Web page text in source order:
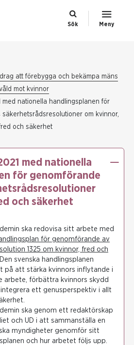
Sök Meny
att förebygga och bekämpa mäns
mot kvinnor
med nationella handlingsplanen för
säkerhetsrådsresolutioner om kvinnor,
och säkerhet
med nationella
för genomförande
och säkerhet
ska redovisa sitt arbete med
för genomförande av
1325 om kvinnor, fred och
. Den svenska handlingsplanen
på att stärka kvinnors inflytande i
arbete, förbättra kvinnors skydd
ett genusperspektiv i allt
ska genom ett redaktörskap
och UD i att sammanställa en
myndigheter genomför sitt
och hur arbetet följs upp.